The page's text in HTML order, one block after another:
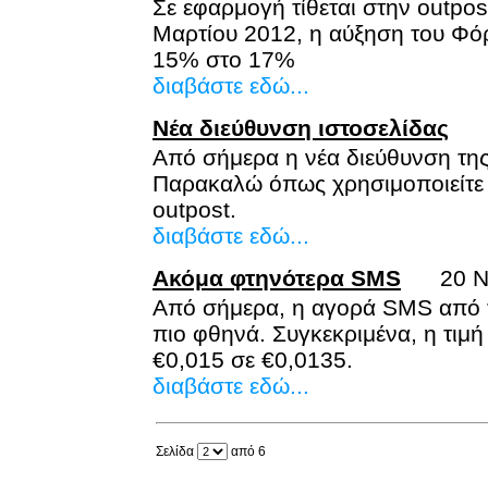
Σε εφαρμογή τίθεται στην
Μαρτίου 2012, η αύξηση του
15% στο 17%
διαβάστε εδώ...
Νέα διεύθυνση ιστοσελίδας
Από σήμερα η νέα διεύθυνση της
Παρακαλώ όπως
outpost.
διαβάστε εδώ...
Ακόμα φτηνότερα SMS 20
Από σήμερα, η αγορά SMS από
πιο φθηνά. Συγκεκριμένα, η
€0,015 σε €0,0135.
διαβάστε εδώ...
Σελίδα από 6